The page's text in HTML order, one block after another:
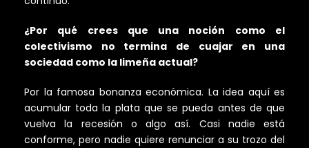
¿Por qué crees que una noción como el
colectivismo no termina de cuajar en una
sociedad como la limeña actual?
Por la famosa bonanza económica. La idea aquí es
acumular toda la plata que se pueda antes de que
vuelva la recesión o algo así. Casi nadie está
conforme, pero nadie quiere renunciar a su trozo del